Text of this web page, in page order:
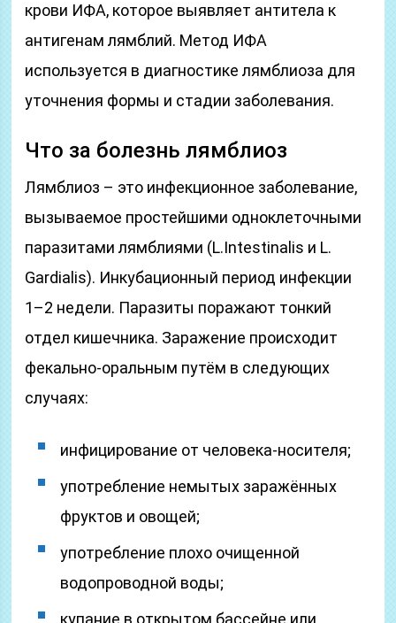
крови ИФА, которое выявляет антитела к
антигенам лямблий. Метод ИФА
используется в диагностике лямблиоза для
уточнения формы и стадии заболевания.
Что за болезнь лямблиоз
Лямблиоз – это инфекционное заболевание,
вызываемое простейшими одноклеточными
паразитами лямблиями (L.Intestinalis и L.
Gardialis). Инкубационный период инфекции
1–2 недели. Паразиты поражают тонкий
отдел кишечника. Заражение происходит
фекально-оральным путём в следующих
случаях:
инфицирование от человека-носителя;
употребление немытых заражённых
фруктов и овощей;
употребление плохо очищенной
водопроводной воды;
купание в открытом бассейне или